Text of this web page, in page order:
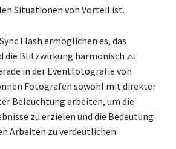
Situationen von Vorteil ist.
Flash ermöglichen es, das
die Blitzwirkung harmonisch zu
in der Eventfotografie von
Fotografen sowohl mit direkter
Beleuchtung arbeiten, um die
zu erzielen und die Bedeutung
Arbeiten zu verdeutlichen.